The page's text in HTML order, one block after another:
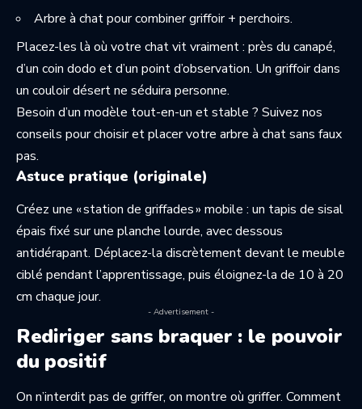
Arbre à chat pour combiner griffoir + perchoirs.
Placez-les là où votre chat vit vraiment : près du canapé,
d’un coin dodo et d’un point d’observation. Un griffoir dans
un couloir désert ne séduira personne.
Besoin d’un modèle tout-en-un et stable ? Suivez nos
conseils pourchoisir et placer votre arbre à chatsans faux
pas.
Astuce pratique (originale)
Créez une « station de griffades » mobile : un tapis de sisal
épais fixé sur une planche lourde, avec dessous
antidérapant. Déplacez-la discrètement devant le meuble
ciblé pendant l’apprentissage, puis éloignez-la de 10 à 20
cm chaque jour.
- Advertisement -
Rediriger sans braquer : le pouvoir
du positif
On n’interdit pas de griffer, on montre où griffer. Comment